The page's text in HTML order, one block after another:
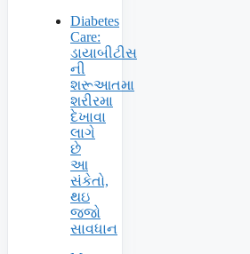
Diabetes
Care:
ડાયાબીટીસ
ની
શરૂઆતમા
શરીરમા
દેખાવા
લાગે
છે
આ
સંકેતો,
થઇ
જજો
સાવધાન